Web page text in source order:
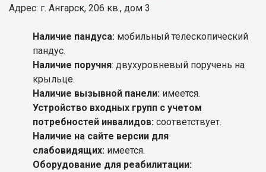
Адрес: г. Ангарск, 206 кв., дом 3
Наличие пандуса: мобильный телескопический
пандус.
Наличие поручня: двухуровневый поручень на
крыльце.
Наличие вызывной панели: имеется.
Устройство входных групп с учетом
потребностей инвалидов: соответствует.
Наличие на сайте версии для
слабовидящих: имеется.
Оборудование для реабилитации: